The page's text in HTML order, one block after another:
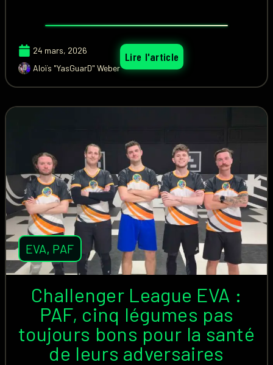
24 mars, 2026
Aloïs "YasGuarD" Weber
Lire l'article
EVA, PAF
Challenger League EVA :
PAF, cinq légumes pas
toujours bons pour la santé
de leurs adversaires